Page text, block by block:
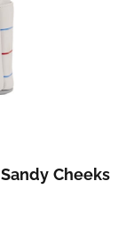
Cheeks